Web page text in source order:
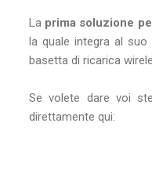
La prima soluzione
la quale integra al
basetta di ricarica
Se volete dare voi
direttamente qui: